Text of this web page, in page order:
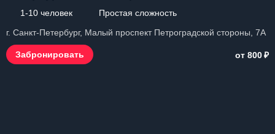
1-10 человек
Простая сложность
г. Санкт-Петербург, Малый проспект Петроградской стороны, 7А
Забронировать от 800₽